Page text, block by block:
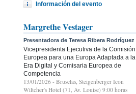
Información del evento
Margrethe Vestager
Presentadora de Teresa Ribera Rodríguez
Vicepresidenta Ejecutiva de la Comisión
Europea para una Europa Adaptada a la
Era Digital y Comisaria Europea de
Competencia
13/01/2026 - Bruselas, Steigenberger Icon
Wiltcher's Hotel (71, Av. Louise) 9:00 horas